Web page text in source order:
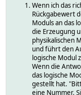
Wenn ich das
Rückgabewert
Moduls an das
die Erzeugung
physikalischen
und führt den
logische Modul
Wenn die
das logische
gestellt hat.
eine Nummer.